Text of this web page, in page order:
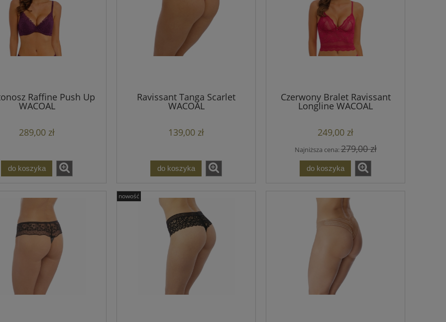
Raffine Push Up
WACOAL
289,00 zł
do koszyka
Ravissant Tanga Scarlet
WACOAL
139,00 zł
do koszyka
Czerwony Bralet Ravissant
Longline WACOAL
249,00 zł
Najniższa cena:279,00 zł
do koszyka
nowość